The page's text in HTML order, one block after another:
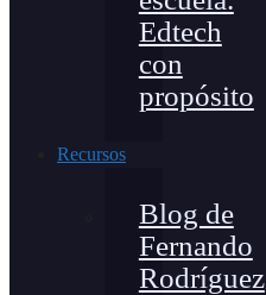
Edtech
con
propósito
Recursos
Blog de
Fernando
Rodríguez